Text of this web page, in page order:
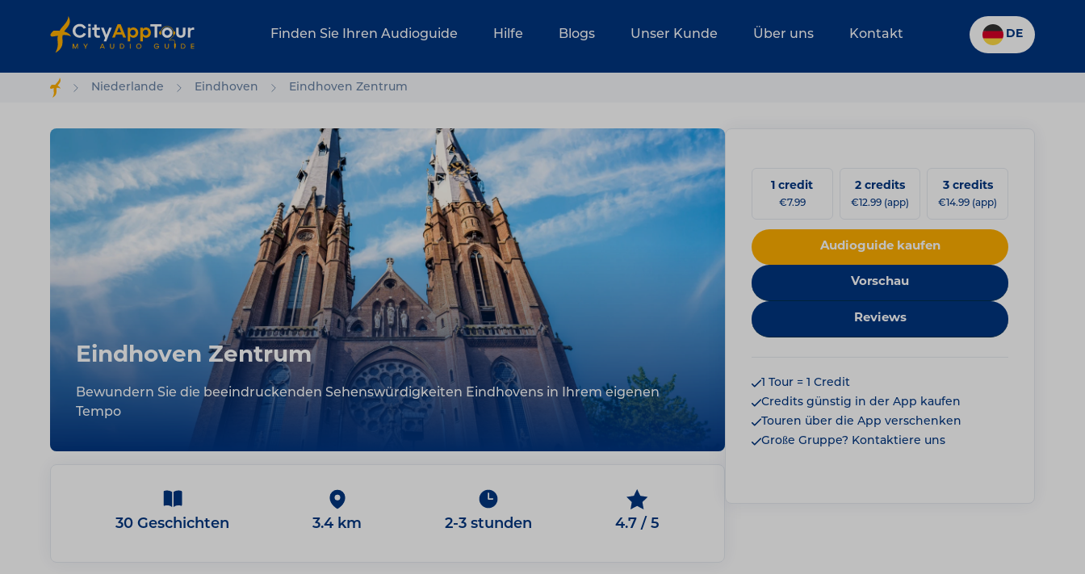
Finden Sie Ihren Audioguide Hilfe Blogs Unser Kunde Über uns Kontakt DE
Niederlande Eindhoven Eindhoven Zentrum
Eindhoven Zentrum
Bewundern Sie die beeindruckenden Sehenswürdigkeiten Eindhovens in Ihrem eigenen
Tempo
30 Geschichten 3.4 km 2-3 stunden 4.7 / 5
1 credit
€7.99
2 credits
€12.99 (app)
3 credits
€14.99 (app)
Audioguide kaufen
Vorschau
Reviews
1 Tour = 1 Credit
Credits günstig in der App kaufen
Touren über die App verschenken
Große Gruppe? Kontaktiere uns